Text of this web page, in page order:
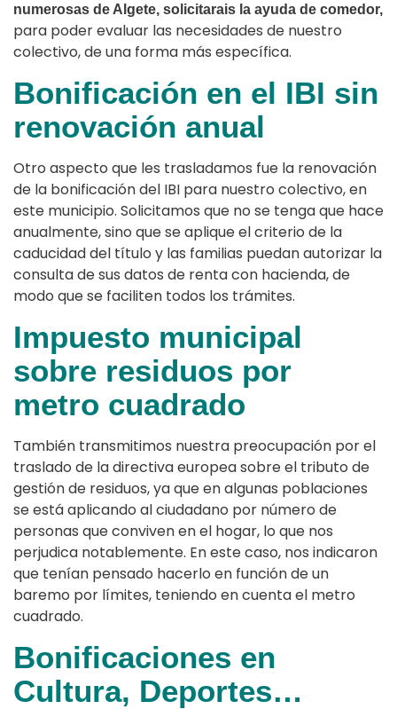
numerosas de Algete, solicitarais la ayuda de comedor,
para poder evaluar las necesidades de nuestro
colectivo, de una forma más específica.
Bonificación en el IBI sin
renovación anual
Otro aspecto que les trasladamos fue la renovación
de la bonificación del IBI para nuestro colectivo, en
este municipio. Solicitamos que no se tenga que hace
anualmente, sino que se aplique el criterio de la
caducidad del título y las familias puedan autorizar la
consulta de sus datos de renta con hacienda, de
modo que se faciliten todos los trámites.
Impuesto municipal
sobre residuos por
metro cuadrado
También transmitimos nuestra preocupación por el
traslado de la directiva europea sobre el tributo de
gestión de residuos, ya que en algunas poblaciones
se está aplicando al ciudadano por número de
personas que conviven en el hogar, lo que nos
perjudica notablemente. En este caso, nos indicaron
que tenían pensado hacerlo en función de un
baremo por límites, teniendo en cuenta el metro
cuadrado.
Bonificaciones en
Cultura, Deportes…